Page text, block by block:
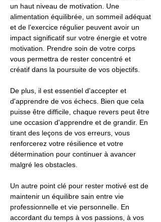
un haut niveau de motivation. Une
alimentation équilibrée, un sommeil adéquat
et de l'exercice régulier peuvent avoir un
impact significatif sur votre énergie et votre
motivation. Prendre soin de votre corps
vous permettra de rester concentré et
créatif dans la poursuite de vos objectifs.
De plus, il est essentiel d'accepter et
d'apprendre de vos échecs. Bien que cela
puisse être difficile, chaque revers peut être
une occasion d'apprendre et de grandir. En
tirant des leçons de vos erreurs, vous
renforcerez votre résilience et votre
détermination pour continuer à avancer
malgré les obstacles.
Un autre point clé pour rester motivé est de
maintenir un équilibre sain entre vie
professionnelle et vie personnelle. En
accordant du temps à vos passions, à vos